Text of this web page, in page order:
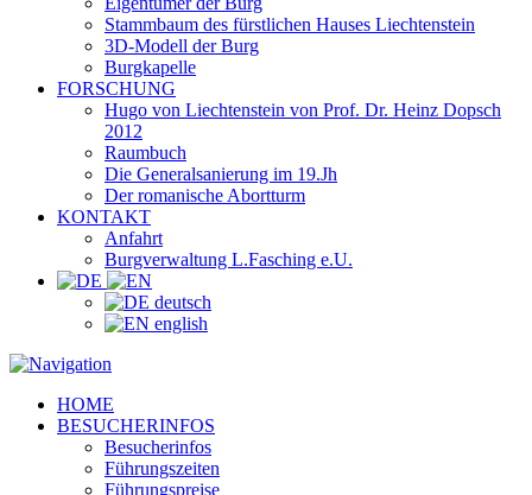
Stammbaum des fürstlichen Hauses Liechtenstein
3D-Modell der Burg
Burgkapelle
FORSCHUNG
Hugo von Liechtenstein von Prof. Dr. Heinz Dopsch
2012
Raumbuch
Die Generalsanierung im 19.Jh
Der romanische Abortturm
KONTAKT
Anfahrt
Burgverwaltung L.Fasching e.U.
deutsch
english
HOME
BESUCHERINFOS
Besucherinfos
Führungszeiten
Führungspreise